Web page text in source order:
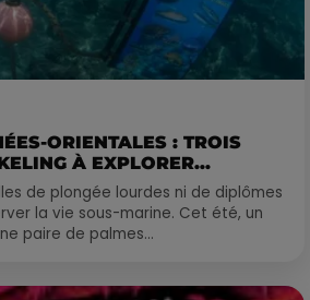
ORIENTALES : TROIS
À EXPLORER...
de plongée lourdes ni de diplômes
la vie sous-marine. Cet été, un
paire de palmes...